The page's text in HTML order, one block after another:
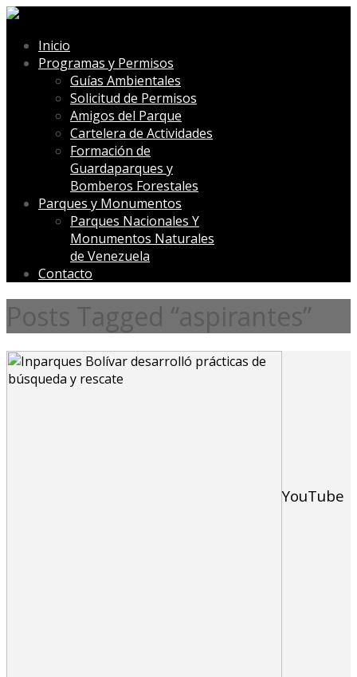
Inicio
Programas y Permisos
Guías Ambientales
Solicitud de Permisos
Amigos del Parque
Cartelera de Actividades
Formación de
Guardaparques y
Bomberos Forestales
Parques y Monumentos
Parques Nacionales Y
Monumentos Naturales
de Venezuela
Contacto
Posts Tagged “aspirantes”
YouTube